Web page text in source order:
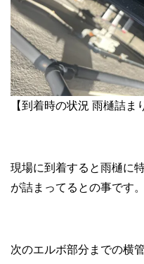
【到着時の状況 雨樋詰ま
現場に到着すると雨樋に
が詰まってるとの事です。
次のエルボ部分までの横